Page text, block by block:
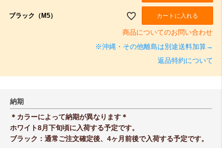
ブラック（M5） カートに入れる
商品についてのお問い合わせ
※沖縄・その他離島は別途送料加算→
返品特約について
納期
＊カラーによって納期が異なります＊
ホワイト8月下旬頃に入荷する予定です。
ブラック：通常ご注文確定後、4ヶ月前後で入荷する予定です。